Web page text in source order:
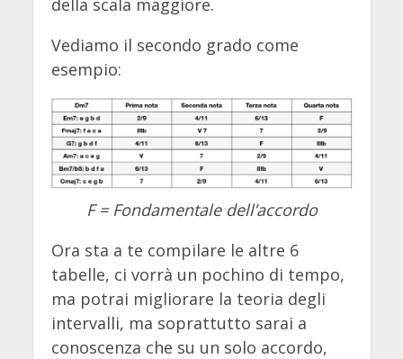
della scala maggiore.
Vediamo il secondo grado come
esempio:
F = Fondamentale dell’accordo
Ora sta a te compilare le altre 6
tabelle, ci vorrà un pochino di tempo,
ma potrai migliorare la teoria degli
intervalli, ma soprattutto sarai a
conoscenza che su un solo accordo,